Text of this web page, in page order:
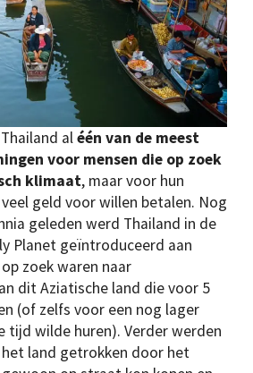
aléén van de meest
voor mensen die op zoek
klimaat, maar voor hun
geld voor willen betalen. Nog
geleden werd Thailand in de
Planet geïntroduceerd aan
zoek waren naar
dit Aziatische land die voor 5
(of zelfs voor een nog lager
tijd wilde huren). Verder werden
land getrokken door het